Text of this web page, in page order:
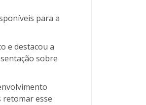
para a
e destacou a
sobre
retomar esse